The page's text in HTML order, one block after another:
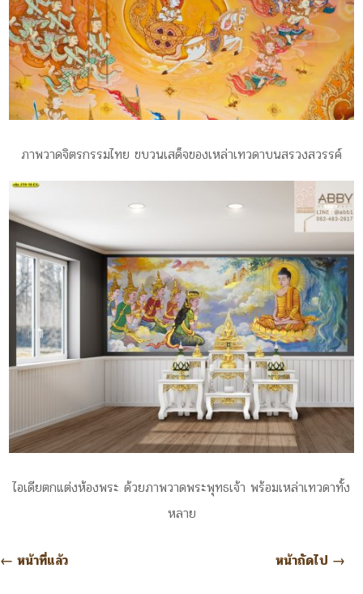
ภาพวาดจิตรกรรมไทย ขบวนเสด็จของเหล่าเทวดาบนสรวงสวรรค์
ไอเดียตกแต่งห้องพระ ด้วยภาพวาดพระพุทธเจ้า พร้อมเหล่าเทวดาทั้ง
หลาย
← หน้าที่แล้ว หน้าถัดไป →